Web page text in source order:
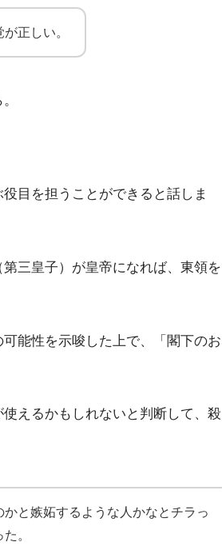
正しい。
目を担うことができると話しま
三皇子）が皇帝になれば、東領を
能性を示唆した上で、「閣下のお
えるかもしれないと判断して、殺
と嫉妬するような人かなとチラっ
。